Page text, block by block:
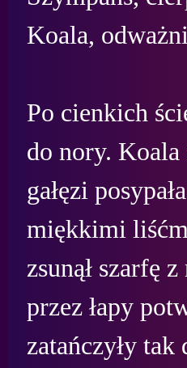
Koala,
Po cienkich
do nory.
gałęzi
miękkimi
zsunął szarfę
przez łapy
zatańczyły tak